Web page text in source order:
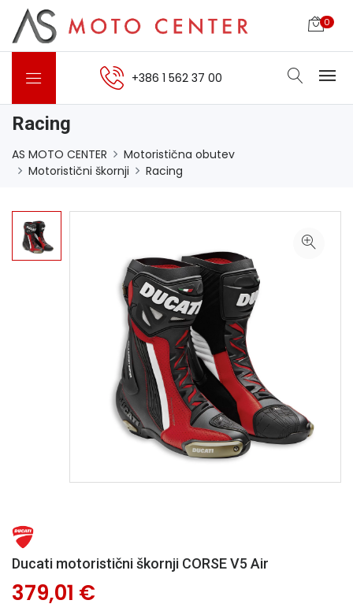
0
+386 1 562 37 00
Racing
AS MOTO CENTER
Motoristična obutev
Motoristični škornji
Racing
Ducati motoristični škornji CORSE V5 Air
379,01 €